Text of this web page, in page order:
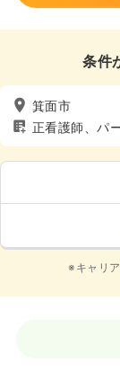
条件
箕面市
正看護師、パ
護、土日休み
※キャリ